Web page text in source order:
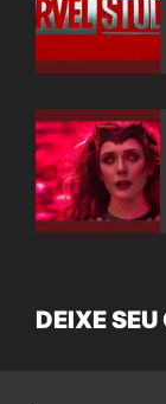
DEIXE